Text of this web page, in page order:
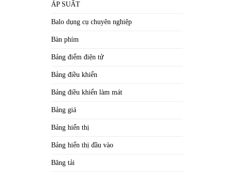
ÁP SUẤT
Balo dụng cụ chuyên nghiệp
Bàn phím
Bảng điểm điện tử
Bảng điều khiển
Bảng điều khiển làm mát
Bảng giá
Bảng hiển thị
Bảng hiển thị đầu vào
Băng tải